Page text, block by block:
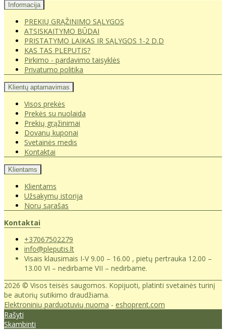
Informacija
PREKIŲ GRĄŽINIMO SĄLYGOS
ATSISKAITYMO BŪDAI
PRISTATYMO LAIKAS IR SĄLYGOS 1-2 D.D
KAS TAS PLEPUTIS?
Pirkimo - pardavimo taisyklės
Privatumo politika
Klientų aptarnavimas
Visos prekės
Prekės su nuolaida
Prekių grąžinimai
Dovanų kuponai
Svetainės medis
Kontaktai
Klientams
Klientams
Užsakymų istorija
Norų sąrašas
Kontaktai
+37067502279
info@pleputis.lt
Visais klausimais I-V 9.00 – 16.00 , pietų pertrauka 12.00 –
13.00 VI – nedirbame VII – nedirbame.
2026 © Visos teisės saugomos. Kopijuoti, platinti svetainės turinį
be autorių sutikimo draudžiama.
Elektroninių parduotuvių nuoma - eshoprent.com
Rašyti
Skambinti